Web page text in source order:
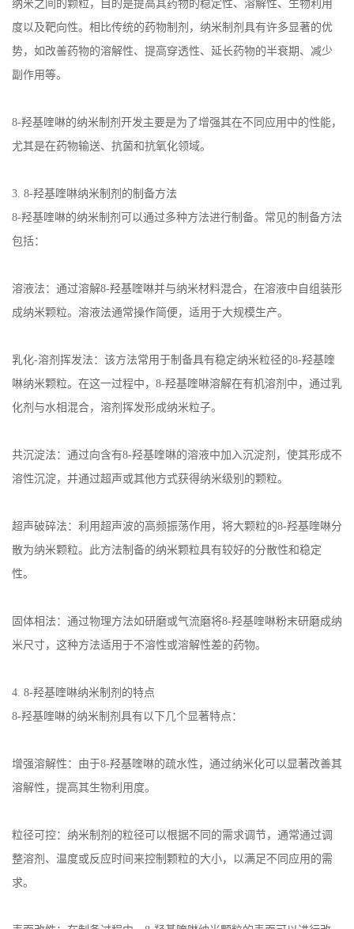
纳米之间的颗粒，目的是提高其药物的稳定性、溶解性、生物利用
度以及靶向性。相比传统的药物制剂，纳米制剂具有许多显著的优
势，如改善药物的溶解性、提高穿透性、延长药物的半衰期、减少
副作用等。
8-羟基喹啉的纳米制剂开发主要是为了增强其在不同应用中的性能，
尤其是在药物输送、抗菌和抗氧化领域。
3. 8-羟基喹啉纳米制剂的制备方法
8-羟基喹啉的纳米制剂可以通过多种方法进行制备。常见的制备方法
包括：
溶液法：通过溶解8-羟基喹啉并与纳米材料混合，在溶液中自组装形
成纳米颗粒。溶液法通常操作简便，适用于大规模生产。
乳化-溶剂挥发法：该方法常用于制备具有稳定纳米粒径的8-羟基喹
啉纳米颗粒。在这一过程中， 8-羟基喹啉溶解在有机溶剂中，通过乳
化剂与水相混合，溶剂挥发形成纳米粒子。
共沉淀法：通过向含有8-羟基喹啉的溶液中加入沉淀剂，使其形成不
溶性沉淀，并通过超声或其他方式获得纳米级别的颗粒。
超声破碎法：利用超声波的高频振荡作用，将大颗粒的8-羟基喹啉分
散为纳米颗粒。此方法制备的纳米颗粒具有较好的分散性和稳定
性。
固体相法：通过物理方法如研磨或气流磨将8-羟基喹啉粉末研磨成纳
米尺寸，这种方法适用于不溶性或溶解性差的药物。
4. 8-羟基喹啉纳米制剂的特点
8-羟基喹啉的纳米制剂具有以下几个显著特点：
增强溶解性：由于8-羟基喹啉的疏水性，通过纳米化可以显著改善其
溶解性，提高其生物利用度。
粒径可控：纳米制剂的粒径可以根据不同的需求调节，通常通过调
整溶剂、温度或反应时间来控制颗粒的大小，以满足不同应用的需
求。